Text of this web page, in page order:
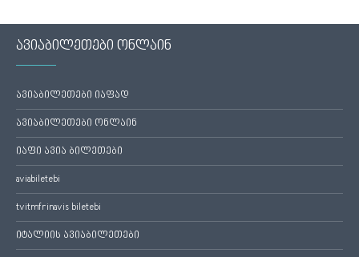
ავიაბილეთები ონლაინ
ავიაბილეთები იაფად
ავიაბილეთები ონლაინ
იაფი ავია ბილეთები
aviabiletebi
tvitmfrinavis biletebi
იტალიის ავიაბილეთები